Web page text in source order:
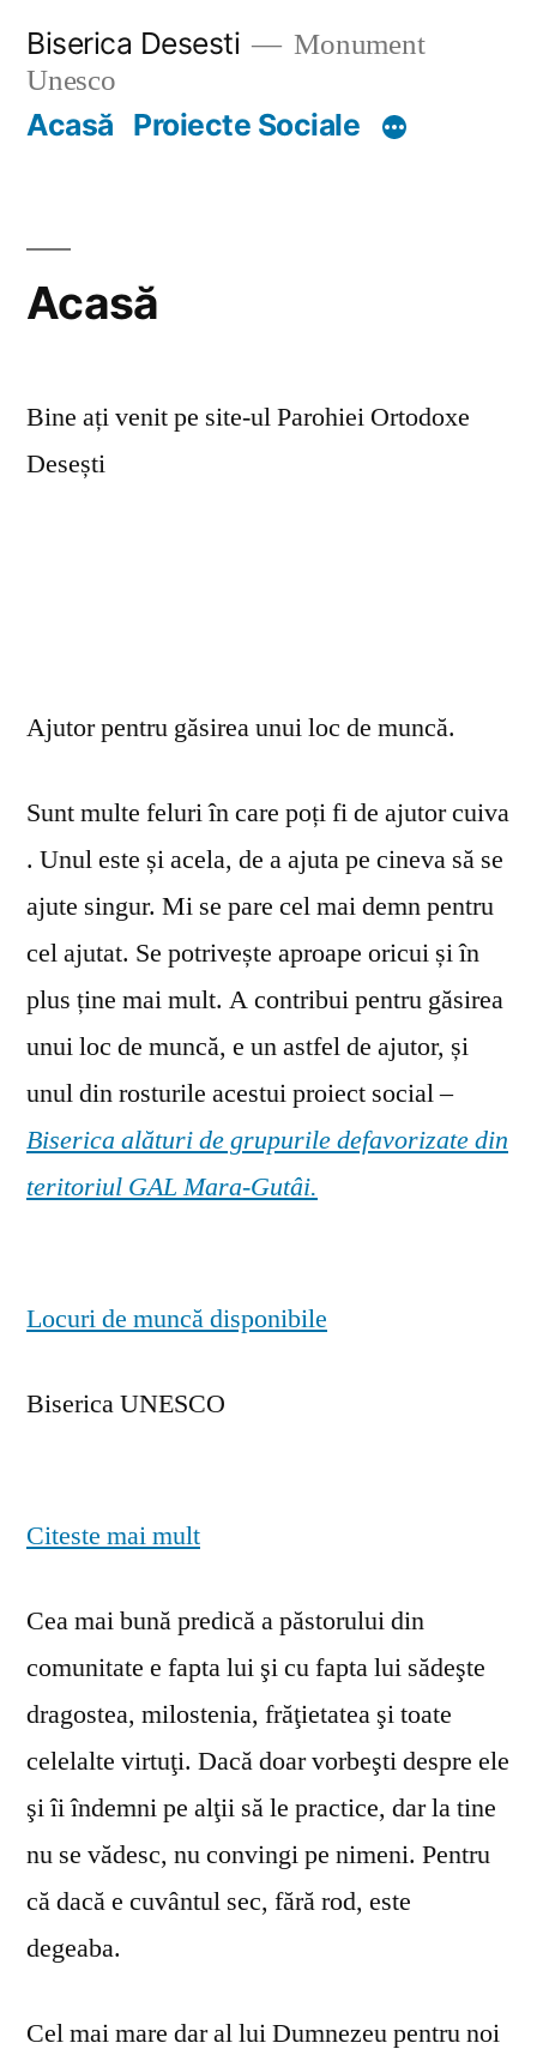
content
Biserica Desesti
Monument
Unesco
Acasă Proiecte Sociale
Acasă
Bine ați venit pe site-ul Parohiei Ortodoxe
Desești
Ajutor pentru găsirea unui loc de muncă.
Sunt multe feluri în care poți fi de ajutor cuiva
. Unul este și acela, de a ajuta pe cineva să se
ajute singur. Mi se pare cel mai demn pentru
cel ajutat. Se potrivește aproape oricui și în
plus ține mai mult. A contribui pentru găsirea
unui loc de muncă, e un astfel de ajutor, și
unul din rosturile acestui proiect social –
Biserica alături de grupurile defavorizate din
teritoriul GAL Mara-Gutâi.
Locuri de muncă disponibile
Biserica UNESCO
Citeste mai mult
Cea mai bună predică a păstorului din
comunitate e fapta lui şi cu fapta lui sădeşte
dragostea, milostenia, frăţietatea şi toate
celelalte virtuţi. Dacă doar vorbeşti despre ele
şi îi îndemni pe alţii să le practice, dar la tine
nu se vă­desc, nu convingi pe nimeni. Pentru
că dacă e cuvântul sec, fără rod, este
degeaba.
Cel mai mare dar al lui Dumnezeu pentru noi